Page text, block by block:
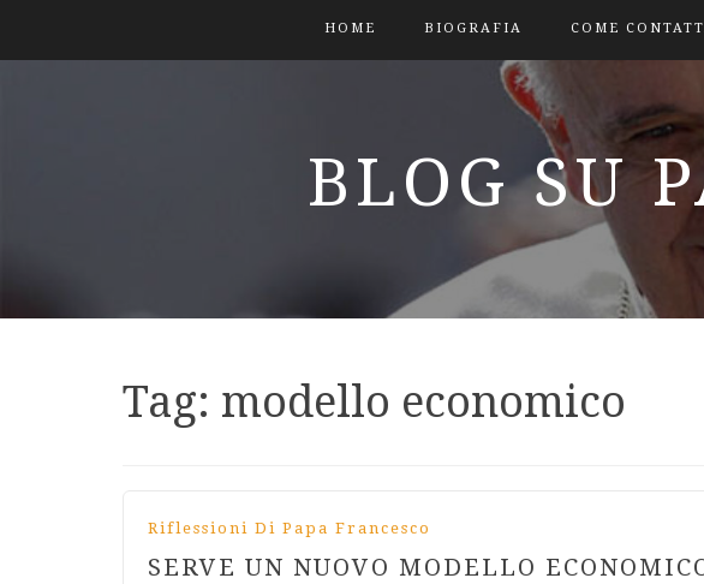
HOME BIOGRAFIA COME
BLOG SU
Tag: modello economico
Riflessioni Di Papa Francesco
SERVE UN NUOVO MODELLO